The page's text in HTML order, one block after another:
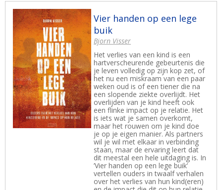
Vier handen op een lege
buik
Bjorn Visser
Het verlies van een kind is een
hartverscheurende gebeurtenis die
je leven volledig op zijn kop zet, of
het nu een miskraam van een paar
weken oud is of een tiener die na
een slopende ziekte overlijdt. Het
overlijden van je kind heeft ook
een flinke impact op je relatie. Het
is iets wat je samen overkomt,
maar het rouwen om je kind doe
je op je eigen manier. Als partners
wil je wil met elkaar in verbinding
staan, maar de ervaring leert dat
dit meestal een hele uitdaging is. In
’Vier handen op een lege buik’
vertellen ouders in twaalf verhalen
over het verlies van hun kind(eren)